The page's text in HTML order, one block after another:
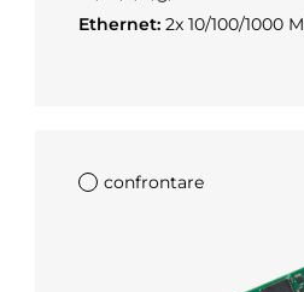
Ethernet: 2x 10/100/1000
confrontare